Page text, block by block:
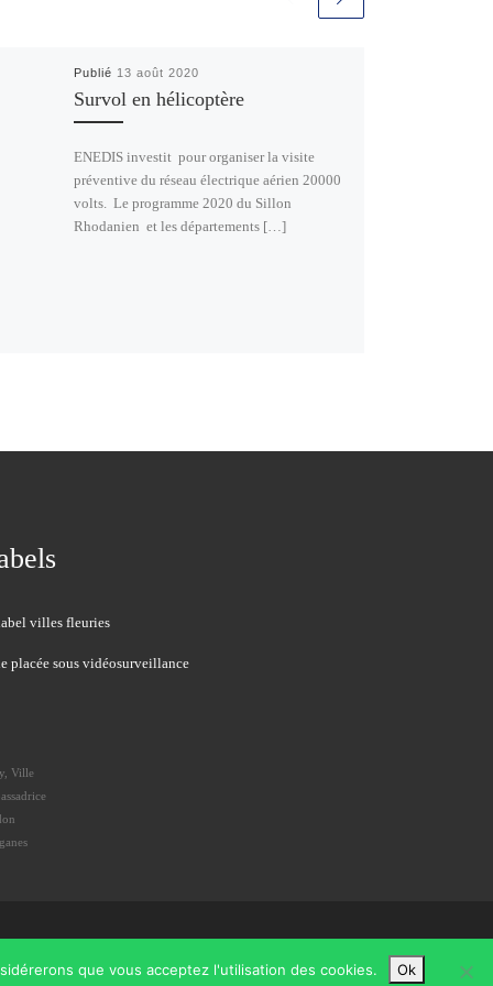
Publié 13 août 2020
Survol en hélicoptère
ENEDIS investit pour organiser la visite
préventive du réseau électrique aérien 20000
volts. Le programme 2020 du Sillon
Rhodanien et les départements […]
placée sous vidéosurveillance
Ville
que vous acceptez l'utilisation des cookies. Ok